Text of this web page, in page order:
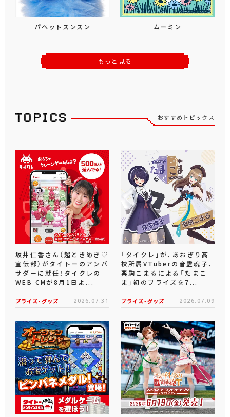
パペットスンスン ムーミン
もっと見る
おすすめトピックス
坂井仁香さん（超ときめき♡
宣伝部）がタイトーのアンバ
サダーに就任！タイクレの
WEB CMが8月1日よ...
プライズ・グッズ 2026.07.31
「タイクレ」が、あおぎり高
校所属VTuberの音霊魂子、
栗駒こまるによる「たまこ
ま」初のプライズを7...
プライズ・グッズ 2026.07.09